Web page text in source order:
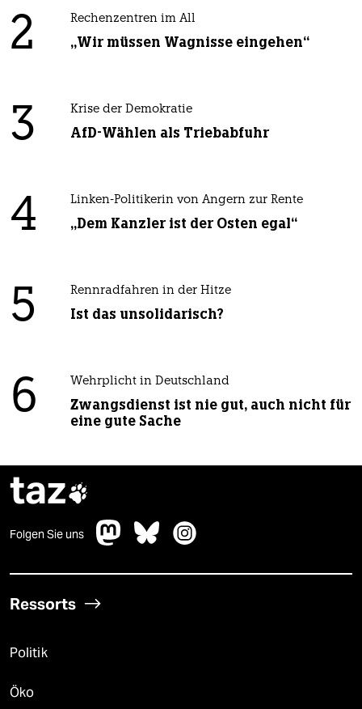
2 Rechenzentren im All
„Wir müssen Wagnisse eingehen“
3 Krise der Demokratie
AfD-Wählen als Triebabfuhr
4 Linken-Politikerin von Angern zur Rente
„Dem Kanzler ist der Osten egal“
5 Rennradfahren in der Hitze
Ist das unsolidarisch?
6 Wehrplicht in Deutschland
Zwangsdienst ist nie gut, auch nicht für
eine gute Sache
taz
Folgen Sie uns
Ressorts
Politik
Öko